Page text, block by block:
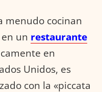
menudo cocinan
un restaurante
en
Unidos, es
con la «piccata